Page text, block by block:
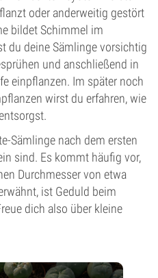
oder anderweitig gestört
bildet Schimmel im
du deine Sämlinge vorsichtig
und anschließend in
einpflanzen. Im später noch
wirst du erfahren, wie
Sämlinge nach dem ersten
sind. Es kommt häufig vor,
Durchmesser von etwa
ist Geduld beim
dich also über kleine